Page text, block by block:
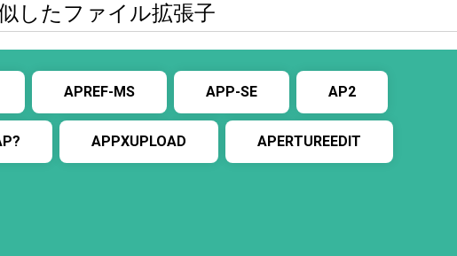
したファイル拡張子
APREF-MS APP-SE AP2
APPXUPLOAD APERTUREEDIT